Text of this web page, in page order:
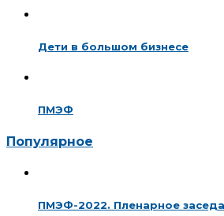
Дети в большом бизнесе
ПМЭФ
Популярное
ПМЭФ-2022. Пленарное